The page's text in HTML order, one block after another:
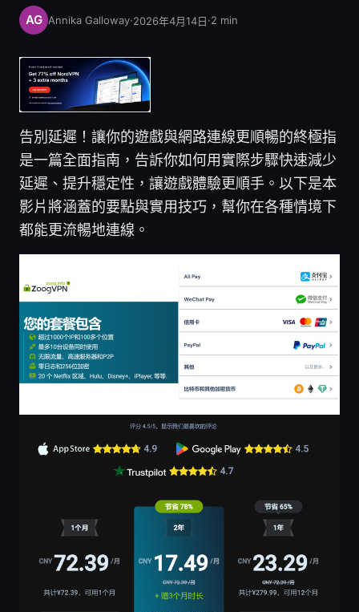
Annika Galloway·2026年4月14日·2 min
告別延遲！讓你的遊戲與網路連線更順暢的終極指
是一篇全面指南，告訴你如何用實際步驟快速減少
延遲、提升穩定性，讓遊戲體驗更順手。以下是本
影片將涵蓋的要點與實用技巧，幫你在各種情境下
都能更流暢地連線。